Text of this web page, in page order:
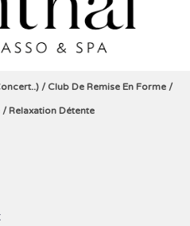
/ Club De Remise En Forme /
/Relaxation Détente